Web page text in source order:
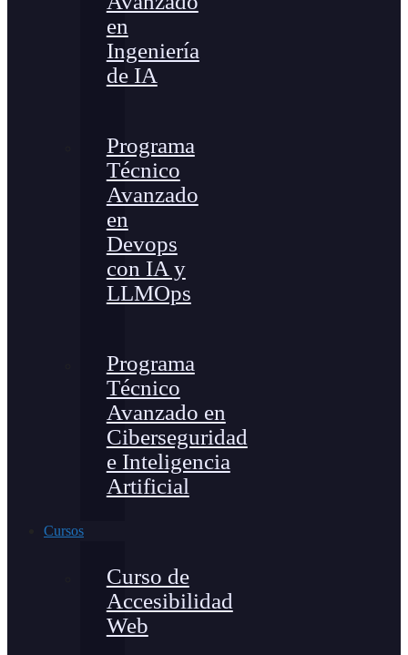
en
Ingeniería
de IA
Programa
Técnico
Avanzado
en
Devops
con IA y
LLMOps
Programa
Técnico
Avanzado en
Ciberseguridad
e Inteligencia
Artificial
Cursos
Curso de
Accesibilidad
Web